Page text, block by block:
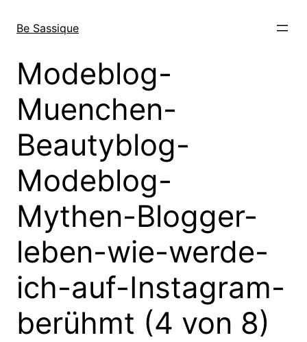
zum
wechseln
Be Sassique
Modeblog-
Muenchen-
Beautyblog-
Modeblog-
Mythen-Blogger-
leben-wie-werde-
ich-auf-Instagram-
berühmt (4 von 8)